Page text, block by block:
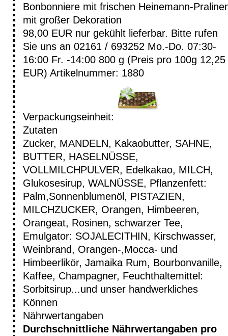
Bonbonniere mit frischen Heinemann-
mit großer Dekoration
98,00 EUR nur gekühlt lieferbar. Bitte rufen
Sie uns an 02161 / 693252 Mo.-Do. 07:30-
16:00 Fr. -14:00 800 g (Preis pro 100g 12,25
EUR) Artikelnummer: 1880
Verpackungseinheit:
Zutaten
Zucker, MANDELN, Kakaobutter, SAHNE,
BUTTER, HASELNÜSSE,
VOLLMILCHPULVER, Edelkakao, MILCH,
Glukosesirup, WALNÜSSE, Pflanzenfett:
Palm,Sonnenblumenöl, PISTAZIEN,
MILCHZUCKER, Orangen, Himbeeren,
Orangeat, Rosinen, schwarzer Tee,
Emulgator: SOJALECITHIN, Kirschwasser,
Weinbrand, Orangen-,Mocca- und
Himbeerlikör, Jamaika Rum, Bourbonvanille,
Kaffee, Champagner, Feuchthaltemittel:
Sorbitsirup...und unser handwerkliches
Können
Nährwertangaben
Durchschnittliche Nährwertangaben pro